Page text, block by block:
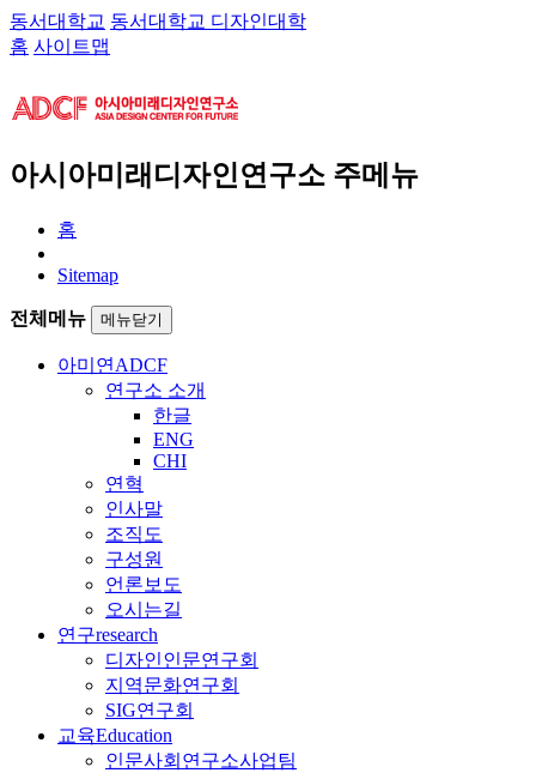
동서대학교 동서대학교 디자인대학
홈 사이트맵
아시아미래디자인연구소 주메뉴
홈
Sitemap
전체메뉴 메뉴닫기
아미연 ADCF
연구소 소개
한글
ENG
CHI
연혁
인사말
조직도
구성원
언론보도
오시는길
연구research
디자인인문연구회
지역문화연구회
SIG연구회
교육Education
인문사회연구소사업팀